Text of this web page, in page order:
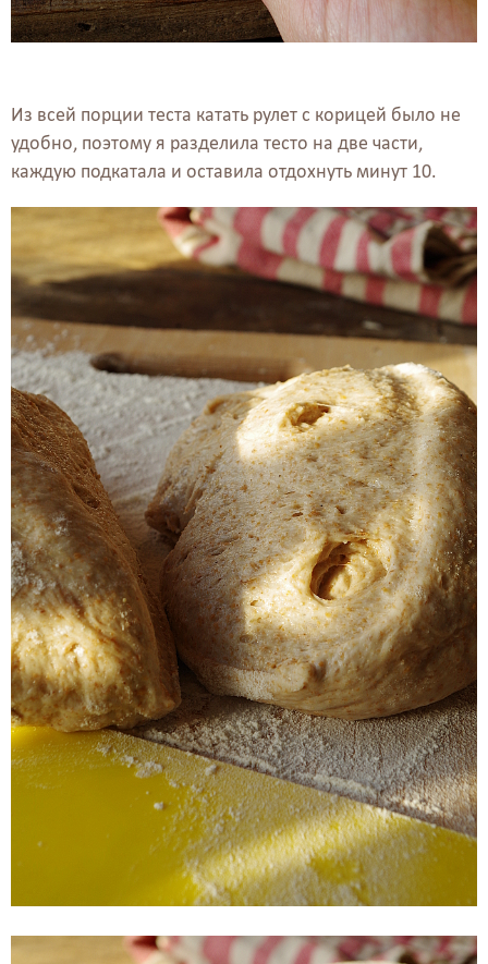
Из всей порции теста катать рулет с корицей было не
удобно, поэтому я разделила тесто на две части,
каждую подкатала и оставила отдохнуть минут 10.